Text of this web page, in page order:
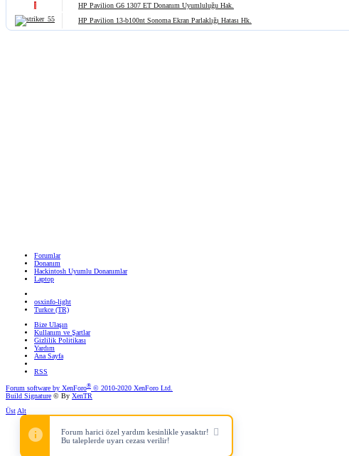
I
HP Pavilion G6 1307 ET Donanım Uyumluluğu Hak.
HP Pavilion 13-b100nt Sonoma Ekran Parlaklığı Hatası Hk.
Forumlar
Donanım
Hackintosh Uyumlu Donanımlar
Laptop
osxinfo-light
Turkce (TR)
Bize Ulaşın
Kullanım ve Şartlar
Gizlilik Politikası
Yardım
Ana Sayfa
RSS
Forum software by XenForo® © 2010-2020 XenForo Ltd.
Build Signature © By XenTR
Üst Alt
Forum harici özel yardım kesinlikle yasaktır!
Bu taleplerde uyarı cezası verilir!